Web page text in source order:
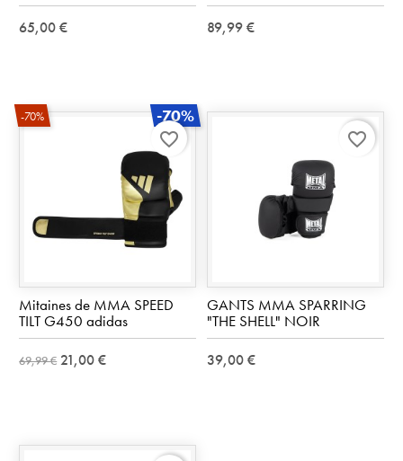
65,00 € 89,99 €
-70% -70%
Mitaines de MMA SPEED
TILT G450 adidas
69,99 € 21,00 €
favorite_border
GANTS MMA SPARRING
"THE SHELL" NOIR
39,00 €
favorite_border